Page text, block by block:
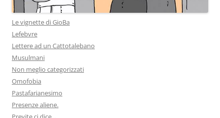
Le vignette di GioBa
Lefebvre
Lettere ad un Cattotalebano
Musulmani
Non meglio categorizzati
Omofobia
Pastafarianesimo
Presenze aliene.